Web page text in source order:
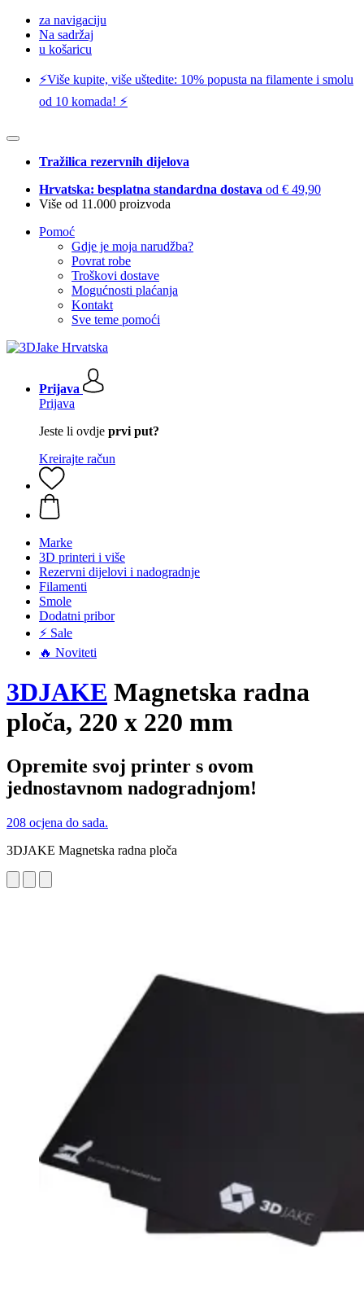
za navigaciju
Na sadržaj
u košaricu
⚡️Više kupite, više uštedite: 10% popusta na filamente i smolu
od 10 komada! ⚡️
Tražilica rezervnih dijelova
Hrvatska: besplatna standardna dostava od € 49,90
Više od 11.000 proizvoda
Pomoć
Gdje je moja narudžba?
Povrat robe
Troškovi dostave
Mogućnosti plaćanja
Kontakt
Sve teme pomoći
Prijava
Prijava
Jeste li ovdje prvi put?
Kreirajte račun
Marke
3D printeri i više
Rezervni dijelovi i nadogradnje
Filamenti
Smole
Dodatni pribor
⚡ Sale
🔥 Noviteti
3DJAKE Magnetska radna
ploča, 220 x 220 mm
Opremite svoj printer s ovom
jednostavnom nadogradnjom!
208 ocjena do sada.
3DJAKE Magnetska radna ploča